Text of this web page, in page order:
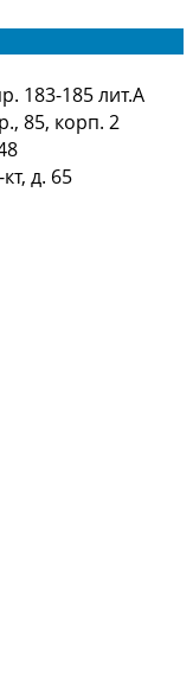
183-185 лит.А
85, корп. 2
д. 65